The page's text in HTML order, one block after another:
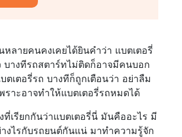
ลายคนคงเคยได้ยินคำว่า แบตเตอรี่
บางทีรถสตาร์ทไม่ติดก็อาจมีคนบอก
ตเตอรี่รถ บางทีก็ถูกเตือนว่า อย่าลืม
ราะอาจทำให้แบตเตอรี่รถหมดได้
ที่เรียกกันว่าแบตเตอรี่นี่ มันคืออะไร มี
งไรกับรถยนต์กันแน่ มาทำความรู้จัก